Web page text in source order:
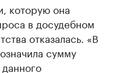
которую она
в досудебном
отказалась. «В
сумму